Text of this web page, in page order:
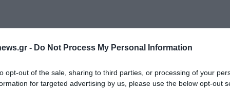
- Do Not Process My Personal Information
opt-out of the sale, sharing to third parties, or processing of your
for targeted advertising by us, please use the below opt-out